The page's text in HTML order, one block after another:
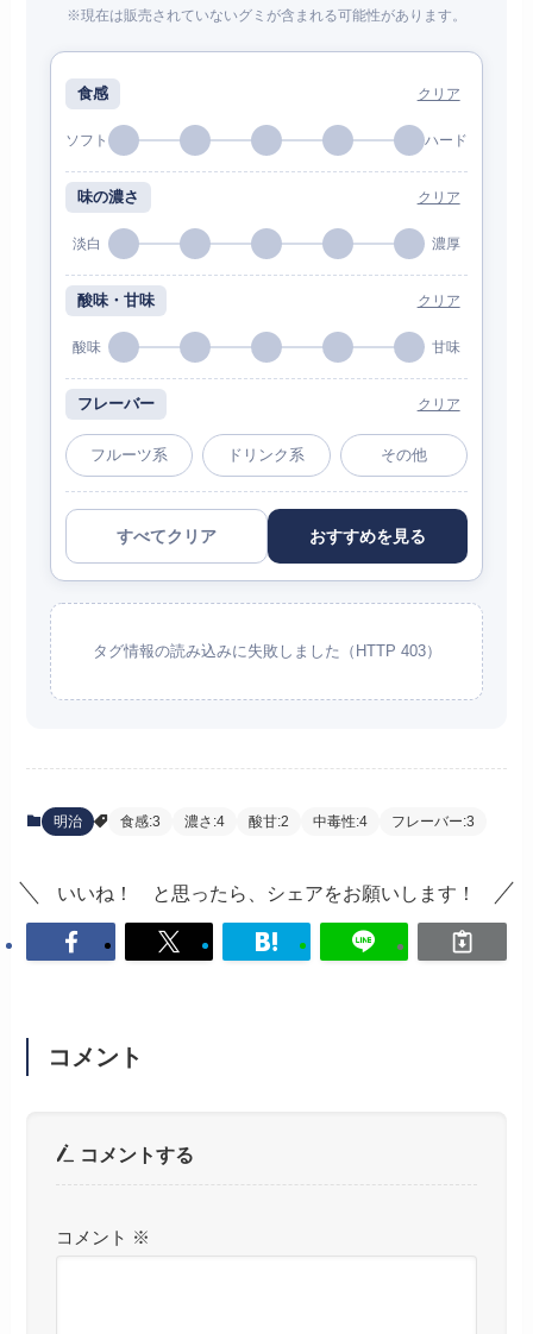
※現在は販売されていないグミが含まれる可能性があります。
食感 クリア
ソフト ハード
味の濃さ クリア
淡白 濃厚
酸味・甘味 クリア
酸味 甘味
フレーバー クリア
フルーツ系 ドリンク系 その他
すべてクリア おすすめを見る
タグ情報の読み込みに失敗しました（HTTP 403）
明治 食感:3 濃さ:4 酸甘:2 中毒性:4 フレーバー:3
いいね！ と思ったら、シェアをお願いします！
コメント
コメントする
コメント ※